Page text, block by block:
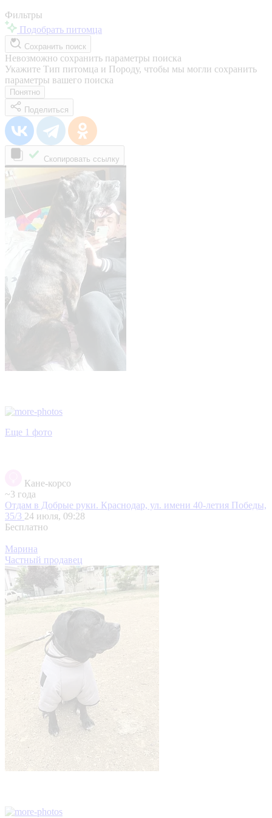
Фильтры
Подобрать питомца
Сохранить поиск
Невозможно сохранить параметры поиска
Укажите Тип питомца и Породу, чтобы мы могли сохранить
параметры вашего поиска
Понятно
Поделиться
Скопировать ссылку
Еще 1 фото
Кане-корсо
~3 года
Отдам в Добрые руки. Краснодар, ул. имени 40-летия Победы,
35/3 24 июля, 09:28
Бесплатно
Марина
Частный продавец